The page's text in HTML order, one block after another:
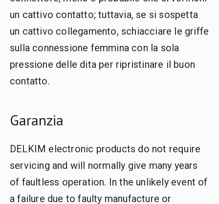
un cattivo contatto; tuttavia, se si sospetta
un cattivo collegamento, schiacciare le griffe
sulla connessione femmina con la sola
pressione delle dita per ripristinare il buon
contatto.
Garanzia
DELKIM electronic products do not require
servicing and will normally give many years
of faultless operation. In the unlikely event of
a failure due to faulty manufacture or